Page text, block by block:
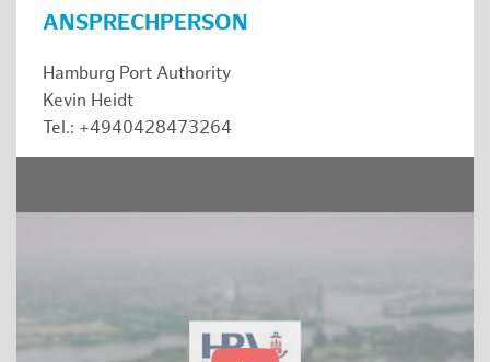
ANSPRECHPERSON
Hamburg Port Authority
Kevin Heidt
Tel.: +4940428473264